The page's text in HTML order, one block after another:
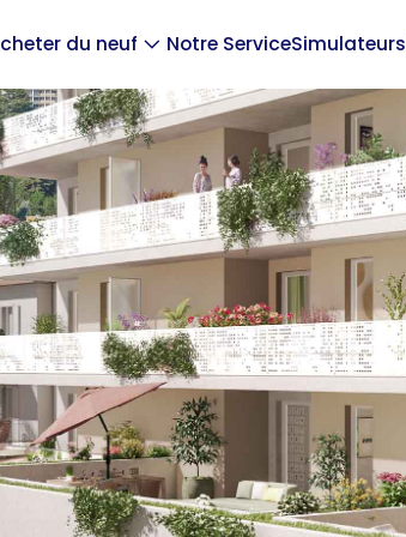
du neuf Notre ServiceSimulateurs